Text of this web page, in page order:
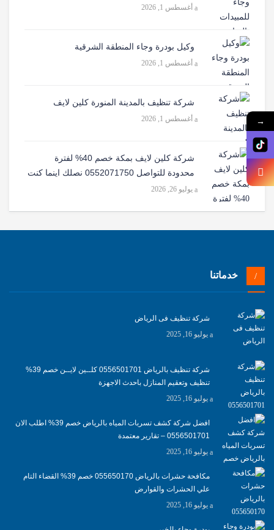
أغسطس 1, 2026
وكيل بودرة وجاء المنطقة الشرقية
أغسطس 1, 2026
شركة تنظيف بالمدينة المنورة كلين لايف
أغسطس 1, 2026
شركة كلين لايف بمكة خصم 40% لفترة
محدودة للتواصل 0552071750 نصلك اينما كنت
يوليو 26, 2026
خدماتنا
شركة تنظيف فى الرياض
يوليو 16, 2025
شركة تنظيف بالرياض 0556501701 كلــين لايــن خصم 39%
تنظيف وتعقيم المنازل باحدث الاجهزة
يوليو 16, 2025
افضل شركة كشف تسربات المياه بالرياض خصم 39% اطلب الان
0556501701‬‏ – تقارير معتمدة
يوليو 16, 2025
مكافحة حشرات بالرياض 055650170 خصم 39% القضاء التام
علي الحشرات والقوارض
يوليو 16, 2025
→